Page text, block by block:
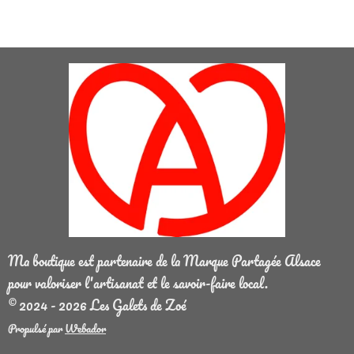
Ma boutique est partenaire de la Marque Partagée Alsace
pour valoriser l'artisanat et le savoir-faire local.
© 2024 - 2026 Les Galets de Zoé
Propulsé parWebador